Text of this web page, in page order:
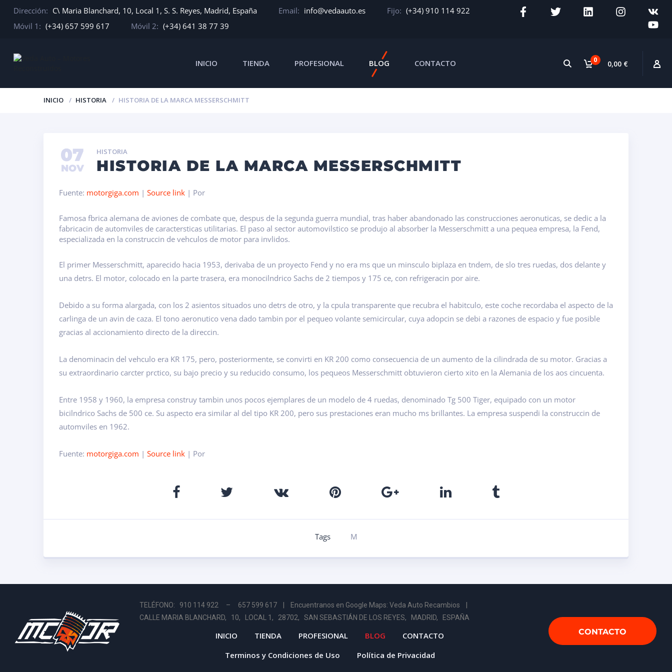
Dirección: C\ Maria Blanchard, 10, Local 1, S. S. Reyes, Madrid, España Email: info@vedaauto.es Fijo: (+34) 910 114 922
Móvil 1: (+34) 657 599 617 Móvil 2: (+34) 641 38 77 39
0 0,00 €
INICIO TIENDA PROFESIONAL BLOG CONTACTO
INICIO HISTORIA HISTORIA DE LA MARCA MESSERSCHMITT
HISTORIA
HISTORIA DE LA MARCA MESSERSCHMITT
07
NOV
Fuente: motorgiga.com | Source link | Por
Famosa fbrica alemana de aviones de combate que, despus de la segunda guerra mundial, tras haber abandonado las construcciones aeronuticas, se dedic a la
fabricacin de automviles de caractersticas utilitarias. El paso al sector automovilstico se produjo al absorber la Messerschmitt a una pequea empresa, la Fend,
especializada en la construccin de vehculos de motor para invlidos.
El primer Messerschmitt, aparecido hacia 1953, derivaba de un proyecto Fend y no era ms que un minsculo biplaza en tndem, de slo tres ruedas, dos delante y
una detrs. El motor, colocado en la parte trasera, era monocilndrico Sachs de 2 tiempos y 175 ce, con refrigeracin por aire.
Debido a su forma alargada, con los 2 asientos situados uno detrs de otro, y la cpula transparente que recubra el habitculo, este coche recordaba el aspecto de la
carlinga de un avin de caza. El tono aeronutico vena dado tambin por el pequeo volante semicircular, cuya adopcin se debi a razones de espacio y fue posible
gracias al accionamiento directo de la direccin.
La denominacin del vehculo era KR 175, pero, posteriormente, se convirti en KR 200 como consecuencia de un aumento de la cilindrada de su motor. Gracias a
su extraordinario carcter prctico, su bajo precio y su reducido consumo, los pequeos Messerschmitt obtuvieron cierto xito en la Alemania de los aos cincuenta.
Entre 1958 y 1960, la empresa construy tambin unos pocos ejemplares de un modelo de 4 ruedas, denominado Tg 500 Tiger, equipado con un motor
bicilndrico Sachs de 500 ce. Su aspecto era similar al del tipo KR 200, pero sus prestaciones eran mucho ms brillantes. La empresa suspendi la construccin de
automviles en 1962.
Fuente: motorgiga.com | Source link | Por
Tags M
TELÉFONO: 910 114 922 – 657 599 617 | Encuentranos en Google Maps: Veda Auto Recambios
CALLE MARIA BLANCHARD, 10, LOCAL 1, 28702, SAN SEBASTIÁN DE LOS REYES, MADRID, ESPAÑA
INICIO TIENDA PROFESIONAL BLOG
CONTACTO
Terminos y Condiciones de Uso
Política de Privacidad
CONTACTO